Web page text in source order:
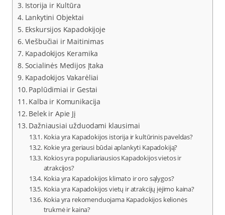
Istorija ir Kultūra
Lankytini Objektai
Ekskursijos Kapadokijoje
Viešbučiai ir Maitinimas
Kapadokijos Keramika
Socialinės Medijos Įtaka
Kapadokijos Vakarėliai
Paplūdimiai ir Gestai
Kalba ir Komunikacija
Belek ir Apie Jį
Dažniausiai užduodami klausimai
Kokia yra Kapadokijos istorija ir kultūrinis paveldas?
Kokie yra geriausi būdai aplankyti Kapadokiją?
Kokios yra populiariausios Kapadokijos vietos ir
atrakcijos?
Kokia yra Kapadokijos klimato ir oro sąlygos?
Kokia yra Kapadokijos vietų ir atrakcijų įėjimo kaina?
Kokia yra rekomenduojama Kapadokijos kelionės
trukmė ir kaina?